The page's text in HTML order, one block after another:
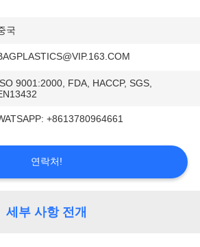
국
9001:2000, FDA, HACCP, SGS,
+8613780964661
연락처!
세부 사항 전개